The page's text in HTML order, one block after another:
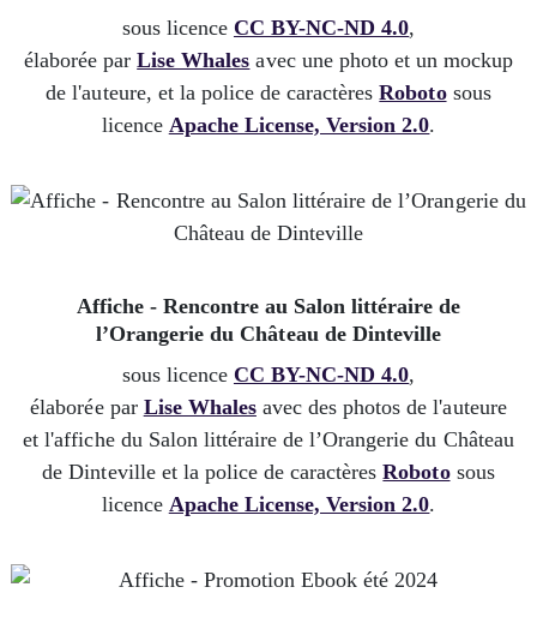
sous licence CC BY-NC-ND 4.0,
élaborée parLise Whales avec une photo et un mockup
de l'auteure, et la police de caractèresRobotosous
licence Apache License, Version 2.0.
Affiche - Rencontre au Salon littéraire de
l’Orangerie du Château de Dinteville
sous licence CC BY-NC-ND 4.0,
élaborée par Lise Whalesavec des photos de l'auteure
et l'affiche du Salon littéraire de l’Orangerie du Château
de Dinteville et la police de caractèresRobotosous
licence Apache License, Version 2.0.